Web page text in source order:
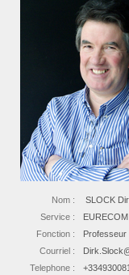
Nom :
SLOCK
Service :
Fonction :
Professeur
Courriel :
Telephone :